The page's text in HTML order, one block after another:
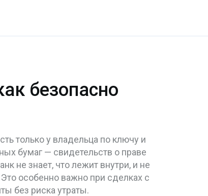
безопасно
только у владельца по ключу и
бумаг — свидетельств о праве
не знает, что лежит внутри, и не
Это особенно важно при сделках с
без риска утраты.